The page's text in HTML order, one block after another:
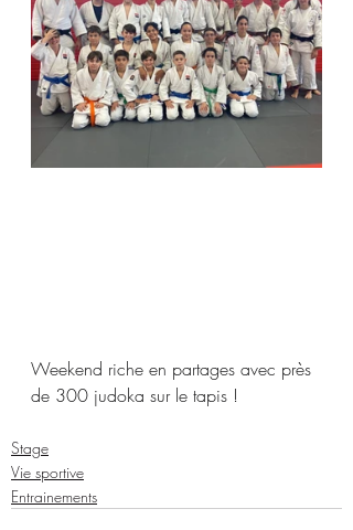
Weekend riche en partages avec près
de 300 judoka sur le tapis !
Stage
Vie sportive
Entrainements